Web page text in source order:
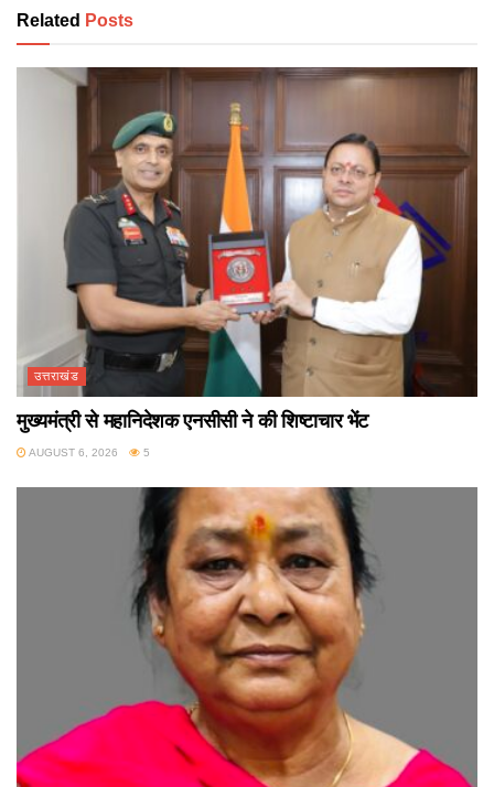
Related Posts
उत्तराखंड
मुख्यमंत्री से महानिदेशक एनसीसी ने की शिष्टाचार भेंट
AUGUST 6, 2026 5